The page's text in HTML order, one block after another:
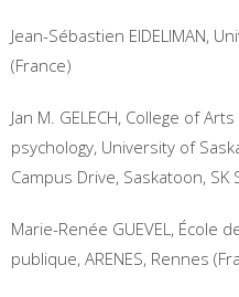
Jean-Sébastien EIDELIMAN,
(France)
Jan M. GELECH, College of
psychology, University of
Campus Drive, Saskatoon, SK
Marie-Renée GUEVEL, École
publique, ARENES, Rennes